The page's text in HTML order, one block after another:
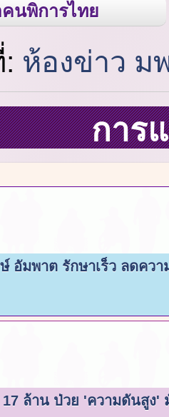
นพิการไทย
ห้องข่าว
การ
อัมพาต รักษาเร็ว ลดคว
ล้าน ป่วย 'ความดันสูง'